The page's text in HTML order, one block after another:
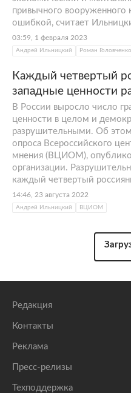
привычного вооруженного
ошибкой, считает
03:59, 1 февраля 2023
Андрей Ильницкий Роман Головченко
Каждый четвертый
западные ценности
В России выросло число
ценности в целом и
разрушительными. Об
опроса Всероссийского
мнения (ВЦИОМ),
организации.
каждый четвертый
14:46, 23 августа 2022
Андрей Ильницкий ВЦИОМ
Редакция
Контакты
Реклама
Пресс-релизы
Техподдержка